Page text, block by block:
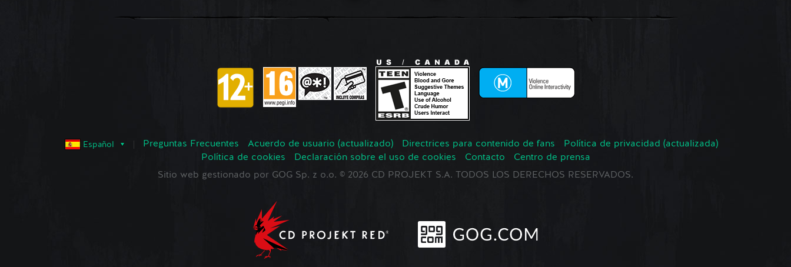
Español Preguntas Frecuentes Acuerdo de usuario (actualizado) Directrices para contenido de fans
Política de privacidad (actualizada)
Política de cookies
Declaración sobre el uso de cookies Contacto
Centro de prensa
Sitio web gestionado por GOG Sp. z o.o. © 2026 CD PROJEKT S.A. TODOS LOS DERECHOS RESERVADOS.